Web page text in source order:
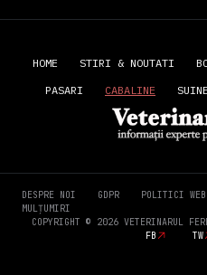
HOME STIRI & NOUTATI
PASARI CABALINE SUINE
DESPRE NOI GDPR POLITICI
MULȚUMIRI
COPYRIGHT © 2026 VETERINARUL
FB
TW